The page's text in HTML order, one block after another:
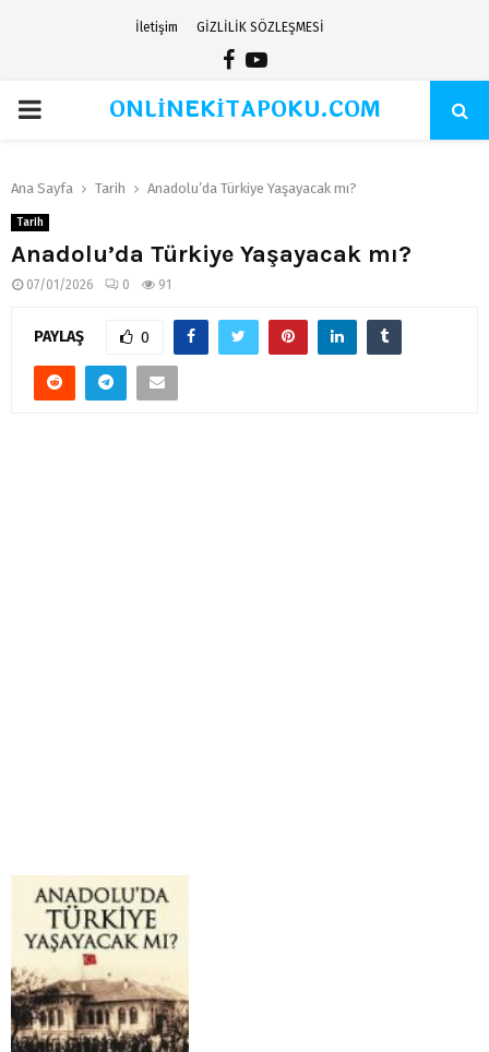
İletişim GİZLİLİK SÖZLEŞMESİ
Facebook
Youtube
PRIMARYONLİNEKİTAPOKU.COM
Ana Sayfa Tarih Anadolu’da Türkiye Yaşayacak mı?
Tarih
Anadolu’da Türkiye Yaşayacak mı?
07/01/2026 0 91
PAYLAŞ 0